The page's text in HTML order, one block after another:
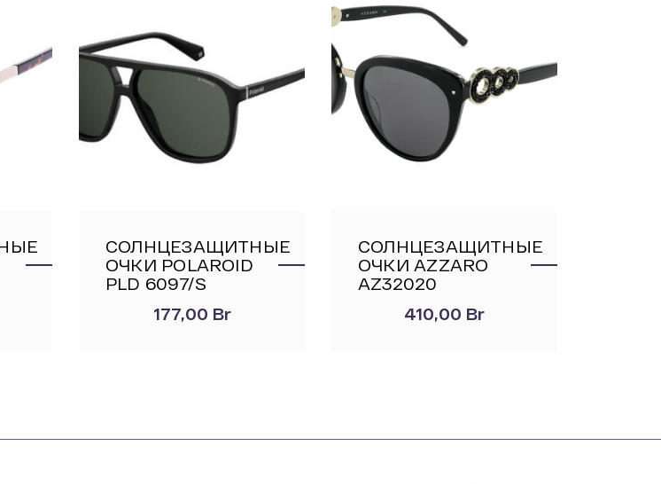
СОЛНЦЕЗАЩИТНЫЕ
ОЧКИ POLAROID
PLD 6097/S
177,00 Br
СОЛНЦЕЗАЩИТНЫЕ
ОЧКИ AZZARO
AZ32020
410,00 Br